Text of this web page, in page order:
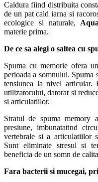
Caldura fiind distribuita
de un pat cald iarna si
ecologice si naturale,
materie prima.
De ce sa alegi o saltea cu
Spuma cu memorie ofera
perioada a somnului. Spuma
tensiunea la nivel
utilizatorului, datorat si
si articulatiilor.
Stratul de spuma memory
presiune, imbunatatind
vertebrale si a articulatiilor
Sunt eliminate stresul si
beneficia de un somn de
Fara bacterii si mucegai,